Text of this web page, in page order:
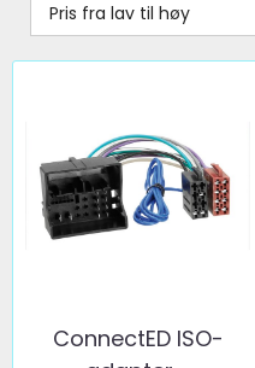
Pris fra lav til høy
ConnectED ISO-